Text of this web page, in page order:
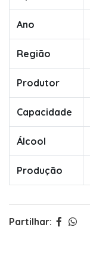
Ano
Região
Produtor
Capacidade
Álcool
Produção
Partilhar: